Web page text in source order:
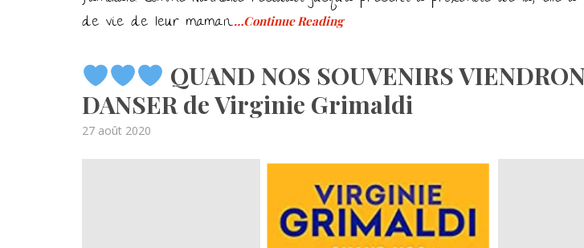
de vie de leur maman.…Continue Reading
QUAND NOS SOUVENIRS
DANSER de Virginie Grimaldi
Posted
27 août 2020